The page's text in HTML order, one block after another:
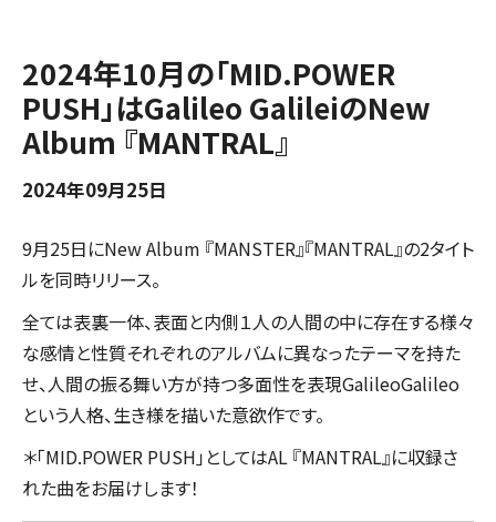
予約状況
2024年10月の「MID.POWER
PUSH」はGalileo GalileiのNew
Album 『MANTRAL』
2024年09月25日
9月25日にNew Album 『MANSTER』『MANTRAL』の2タイト
ルを同時リリース。
全ては表裏一体、表面と内側１人の人間の中に存在する様々
な感情と性質それぞれのアルバムに異なったテーマを持た
せ、人間の振る舞い方が持つ多面性を表現GalileoGalileo
という人格、生き様を描いた意欲作です。
＊「MID.POWER PUSH」としてはAL 『MANTRAL』に収録さ
れた曲をお届けします！